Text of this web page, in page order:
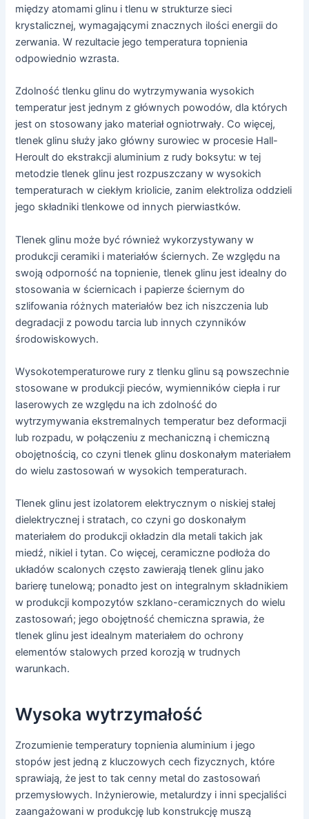
między atomami glinu i tlenu w strukturze sieci
krystalicznej, wymagającymi znacznych ilości energii do
zerwania. W rezultacie jego temperatura topnienia
odpowiednio wzrasta.
Zdolność tlenku glinu do wytrzymywania wysokich
temperatur jest jednym z głównych powodów, dla których
jest on stosowany jako materiał ogniotrwały. Co więcej,
tlenek glinu służy jako główny surowiec w procesie Hall-
Heroult do ekstrakcji aluminium z rudy boksytu: w tej
metodzie tlenek glinu jest rozpuszczany w wysokich
temperaturach w ciekłym kriolicie, zanim elektroliza oddzieli
jego składniki tlenkowe od innych pierwiastków.
Tlenek glinu może być również wykorzystywany w
produkcji ceramiki i materiałów ściernych. Ze względu na
swoją odporność na topnienie, tlenek glinu jest idealny do
stosowania w ściernicach i papierze ściernym do
szlifowania różnych materiałów bez ich niszczenia lub
degradacji z powodu tarcia lub innych czynników
środowiskowych.
Wysokotemperaturowe rury z tlenku glinu są powszechnie
stosowane w produkcji pieców, wymienników ciepła i rur
laserowych ze względu na ich zdolność do
wytrzymywania ekstremalnych temperatur bez deformacji
lub rozpadu, w połączeniu z mechaniczną i chemiczną
obojętnością, co czyni tlenek glinu doskonałym materiałem
do wielu zastosowań w wysokich temperaturach.
Tlenek glinu jest izolatorem elektrycznym o niskiej stałej
dielektrycznej i stratach, co czyni go doskonałym
materiałem do produkcji okładzin dla metali takich jak
miedź, nikiel i tytan. Co więcej, ceramiczne podłoża do
układów scalonych często zawierają tlenek glinu jako
barierę tunelową; ponadto jest on integralnym składnikiem
w produkcji kompozytów szklano-ceramicznych do wielu
zastosowań; jego obojętność chemiczna sprawia, że
tlenek glinu jest idealnym materiałem do ochrony
elementów stalowych przed korozją w trudnych
warunkach.
Wysoka wytrzymałość
Zrozumienie temperatury topnienia aluminium i jego
stopów jest jedną z kluczowych cech fizycznych, które
sprawiają, że jest to tak cenny metal do zastosowań
przemysłowych. Inżynierowie, metalurdzy i inni specjaliści
zaangażowani w produkcję lub konstrukcję muszą